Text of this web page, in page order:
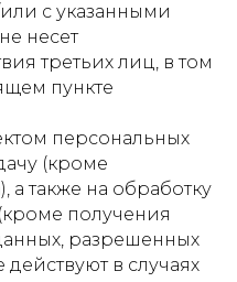
с указанными
несет
третьих лиц, в том
пункте
персональных
(кроме
а также на обработку
получения
разрешенных
в случаях